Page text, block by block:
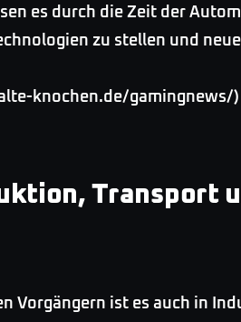
es durch die Zeit der
zu stellen und
knochen.de/gamingnews/)
Transport
Vorgängern ist es auch in